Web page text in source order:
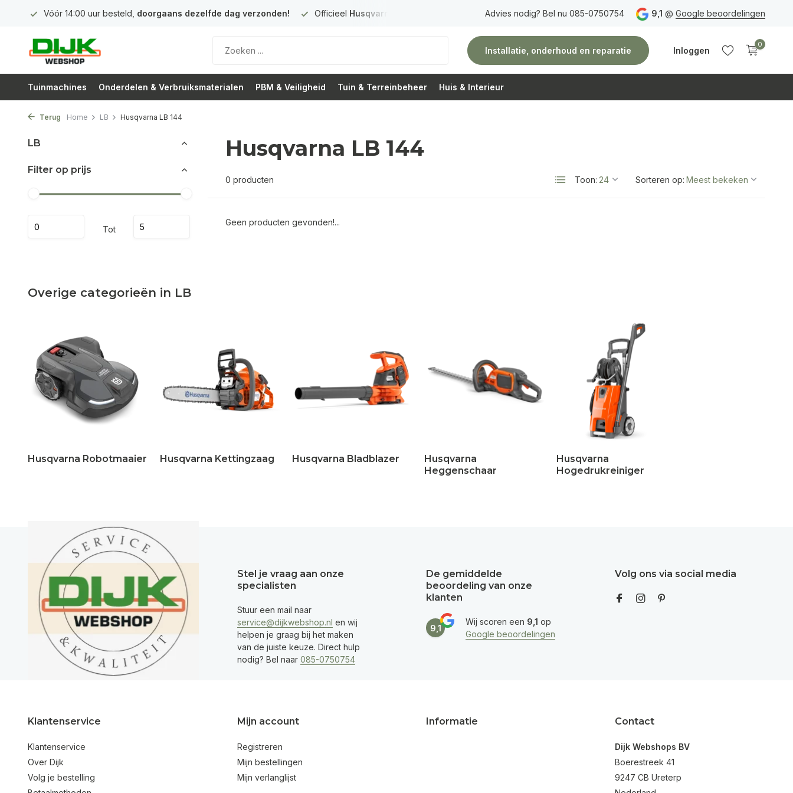
Vóór 14:00 uur besteld, doorgaans dezelfde dag verzonden! Officieel Husqvarna Premium Dealer in Nederland Gratis verzendingvanaf 150 euro Vóór 14:00 uur besteld,
Advies nodig? Bel nu 085-0750754 9,1 @ Google beoordelingen
Installatie, onderhoud en reparatie Inloggen
0
Tuinmachines Onderdelen & Verbruiksmaterialen PBM & Veiligheid Tuin & Terreinbeheer Huis & Interieur
Terug Home LB Husqvarna LB 144
LB
Filter op prijs
Tot
Husqvarna LB 144
0 producten Toon: Sorteren op:
Geen producten gevonden!...
Overige categorieën in LB
Husqvarna Robotmaaier Husqvarna Kettingzaag Husqvarna Bladblazer
Husqvarna
Heggenschaar
Husqvarna
Hogedrukreiniger
Stel je vraag aan onze
specialisten
Stuur een mail naar
service@dijkwebshop.nl en wij
helpen je graag bij het maken
van de juiste keuze. Direct hulp
nodig? Bel naar 085-0750754
De gemiddelde
beoordeling van onze
klanten
9,1
Wij scoren een 9,1 op
Google beoordelingen
Volg ons via social media
Klantenservice
Klantenservice
Over Dijk
Volg je bestelling
Mijn account
Registreren
Mijn bestellingen
Mijn verlanglijst
Informatie Contact
Dijk Webshops BV
Boerestreek 41
9247 CB Ureterp